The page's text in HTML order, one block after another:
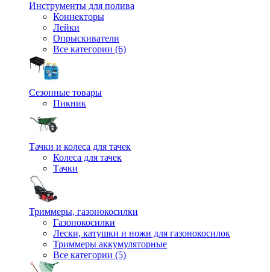
Инструменты для полива
Коннекторы
Лейки
Опрыскиватели
Все категории (6)
Сезонные товары
Пикник
Тачки и колеса для тачек
Колеса для тачек
Тачки
Триммеры, газонокосилки
Газонокосилки
Лески, катушки и ножи для газонокосилок
Триммеры аккумуляторные
Все категории (5)